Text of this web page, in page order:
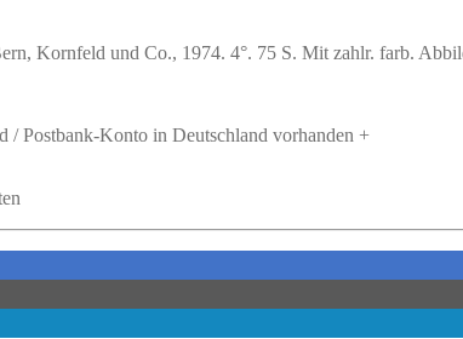
Kornfeld und Co., 1974. 4°. 75 S. Mit zahlr. farb.
/ Postbank-Konto in Deutschland vorhanden +